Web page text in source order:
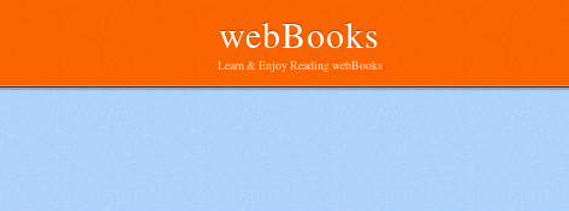
webBooks
Learn & Enjoy Reading webBooks